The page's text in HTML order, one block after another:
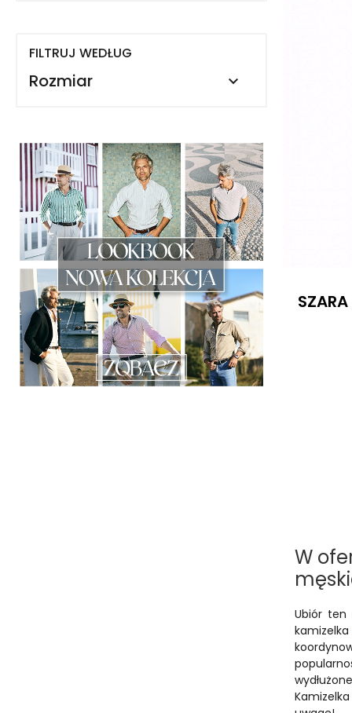
FILTRUJ WEDŁUG
Rozmiar 
W
Ubiór ten
kamizelka